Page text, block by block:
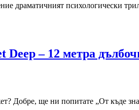
драматичният психологически
– 12 метра
Добре, ще ни попитате „От къде